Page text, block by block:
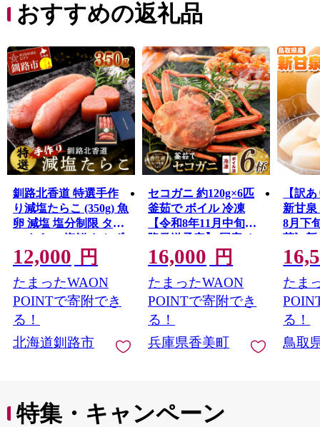
おすすめの返礼品
釧路北香道 特選手作
り減塩たらこ (350g) 魚
卵 減塩 塩分制限 タラ
コ たらこ 海鮮 おかず
お弁当 魚介 白米 F4F-
1559
12,000 円
たまったWAON
POINTで寄附でき
る！
北海道釧路市
セコガニ 約120g×6匹
釜茹で ボイル 冷凍
【令和8年11月中旬以
降発送予定】 国産 カ
ニ かに 蟹 松葉がに せ
いこがに メスガニ 親
ガニ 濃厚 かにミソ か
にみそ やみつき 内子
外子 絶品 産地直送 絶
妙 茹で 大人気 おすす
め 兵庫県 香美町 香住
16,000 円
たまったWAON
POINTで寄附でき
る！
兵庫県香美町
【訳
新甘泉
8月下
荷》新
ご家
町 な
特産
デザー
たま
る！
鳥取
特集・キャンペーン